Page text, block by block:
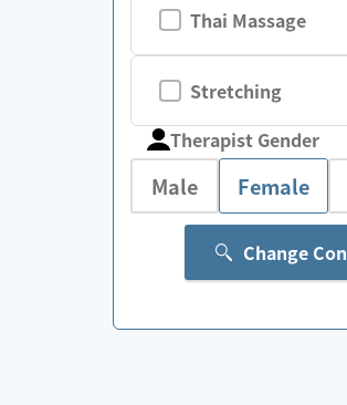
Thai Massage
Stretching
Therapist Gender
Male Female
Change